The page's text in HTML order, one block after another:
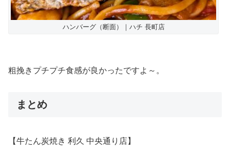
ハンバーグ（断面）｜ハチ 長町店
粗挽きプチプチ食感が良かったですよ～。
まとめ
【牛たん炭焼き 利久 中央通り店】